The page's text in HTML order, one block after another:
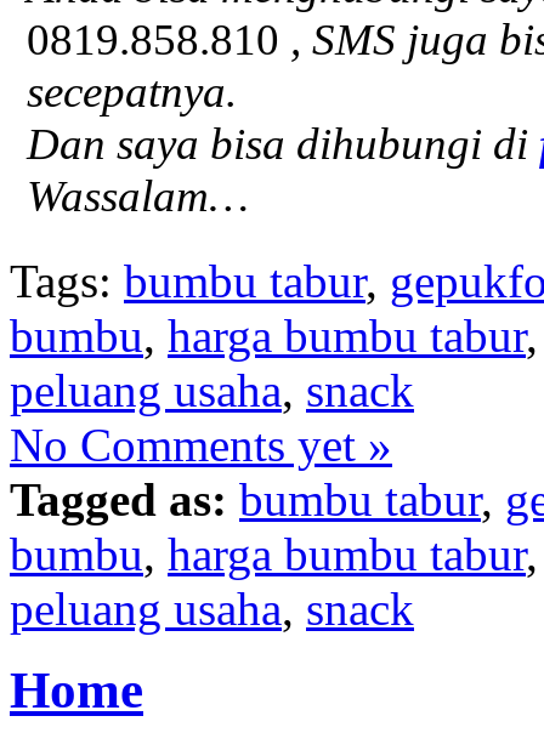
0819.858.810 , SMS juga
secepatnya.
Dan saya bisa dihubungi di
Wassalam…
Tags: bumbu tabur,
bumbu, harga bumbu tabur
peluang usaha, snack
No Comments yet »
Tagged as: bumbu tabur,
bumbu, harga bumbu tabur
peluang usaha, snack
Home